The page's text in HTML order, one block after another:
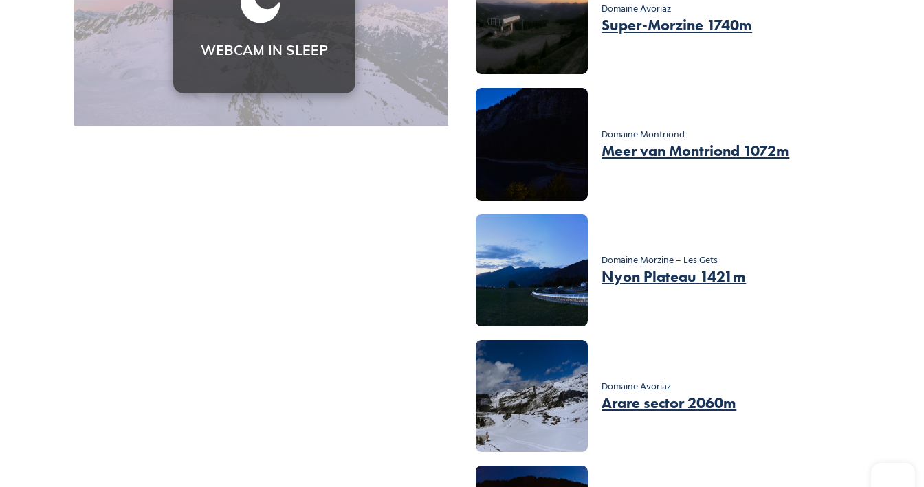
Domaine Avoriaz
Super-Morzine 1740m
Domaine Montriond
Meer van Montriond 1072m
Domaine Morzine – Les Gets
Nyon Plateau 1421m
Domaine Avoriaz
Arare sector 2060m